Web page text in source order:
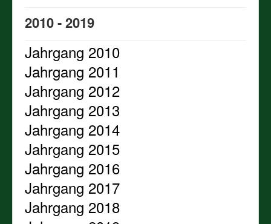
GEREIFTE EDELBRÄNDE
2010 - 2019
Jahrgang 2010
Jahrgang 2011
Jahrgang 2012
Jahrgang 2013
Jahrgang 2014
Jahrgang 2015
Jahrgang 2016
Jahrgang 2017
Jahrgang 2018